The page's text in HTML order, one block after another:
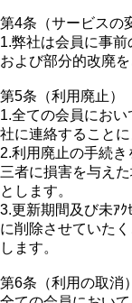
第4条（サービスの
1.弊社は会員に事
および部分的改廃
第5条（利用廃止）
1.全ての会員にお
社に連絡すること
2.利用廃止の手続
三者に損害を与え
とします。
3.更新期間及び未ｱ
に削除させていた
します。
第6条（利用の取消）